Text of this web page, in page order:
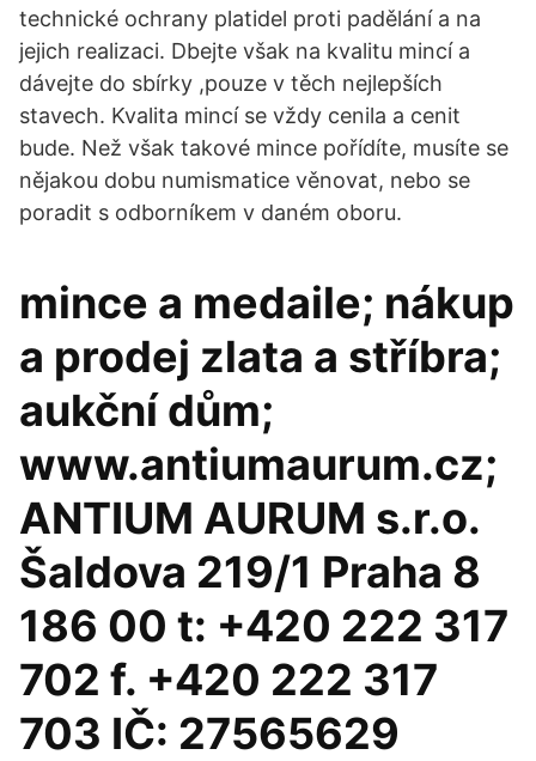
technické ochrany platidel proti padělání a na
jejich realizaci. Dbejte však na kvalitu mincí a
dávejte do sbírky ,pouze v těch nejlepších
stavech. Kvalita mincí se vždy cenila a cenit
bude. Než však takové mince pořídíte, musíte se
nějakou dobu numismatice věnovat, nebo se
poradit s odborníkem v daném oboru.
mince a medaile; nákup
a prodej zlata a stříbra;
aukční dům;
www.antiumaurum.cz;
ANTIUM AURUM s.r.o.
Šaldova 219/1 Praha 8
186 00 t: +420 222 317
702 f. +420 222 317
703 IČ: 27565629